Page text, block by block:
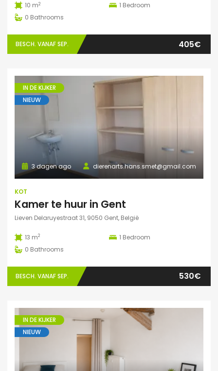
10 m2 1 Bedroom
0 Bathrooms
BESCH. VANAF SEP. 405€
IN DE KIJKER
NIEUW
dierenarts.hans.smet@gmail.com
3 dagen ago
KOT
Kamer te huur in Gent
Lieven Delaruyestraat 31, 9050 Gent, België
13 m2 1 Bedroom
0 Bathrooms
BESCH. VANAF SEP. 530€
IN DE KIJKER
NIEUW